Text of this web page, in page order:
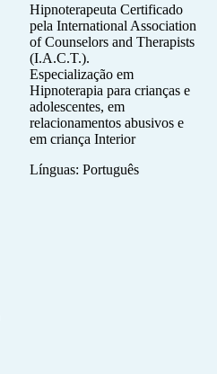
Hipnoterapeuta Certificado
pela International Association
of Counselors and Therapists
(I.A.C.T.).
Especialização em
Hipnoterapia para crianças e
adolescentes, em
relacionamentos abusivos e
em criança Interior
Línguas: Português